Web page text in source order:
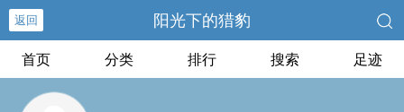
返回 阳光下的猎豹
首页 分类 排行 搜索 足迹